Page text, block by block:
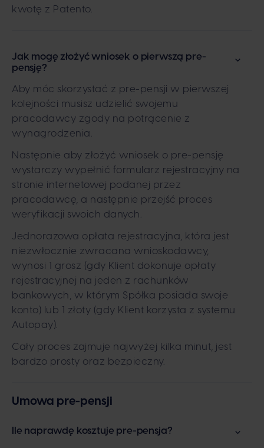
kwotę z Patento.
Jak mogę złożyć wniosek o pierwszą pre-
pensję?
Aby móc skorzystać z pre-pensji w pierwszej
kolejności musisz udzielić swojemu
pracodawcy zgody na potrącenie z
wynagrodzenia.
Następnie aby złożyć wniosek o pre-pensję
wystarczy wypełnić formularz rejestracyjny na
stronie internetowej podanej przez
pracodawcę, a następnie przejść proces
weryfikacji swoich danych.
Jednorazowa opłata rejestracyjna, która jest
niezwłocznie zwracana wnioskodawcy,
wynosi 1 grosz (gdy Klient dokonuje opłaty
rejestracyjnej na jeden z rachunków
bankowych, w którym Spółka posiada swoje
konto) lub 1 złoty (gdy Klient korzysta z systemu
Autopay).
Cały proces zajmuje najwyżej kilka minut, jest
bardzo prosty oraz bezpieczny.
Umowa pre-pensji
Ile naprawdę kosztuje pre-pensja?